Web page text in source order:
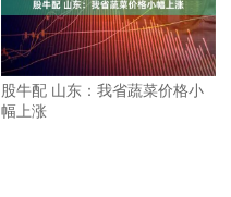
股牛配 山东：我省蔬菜价格小
幅上涨